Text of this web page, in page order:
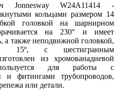
Jonnesway W24А11414 -
кольцами размером 14
головкой на шарнирном
на 230° и имеет
а также неподвижной головкой,
15º, с шестигранным
из хромованадиевой
для работы с
и фитингами трубопроводов,
или детали.